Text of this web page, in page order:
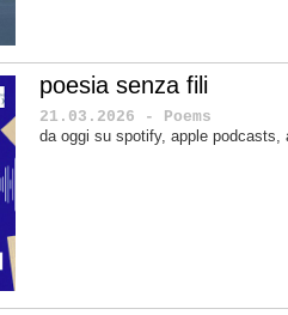
poesia senza fili
21.03.2026 - Poems
da oggi su spotify, apple